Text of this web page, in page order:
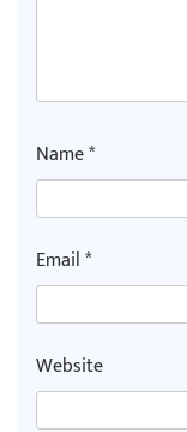
Name*
Email*
Website